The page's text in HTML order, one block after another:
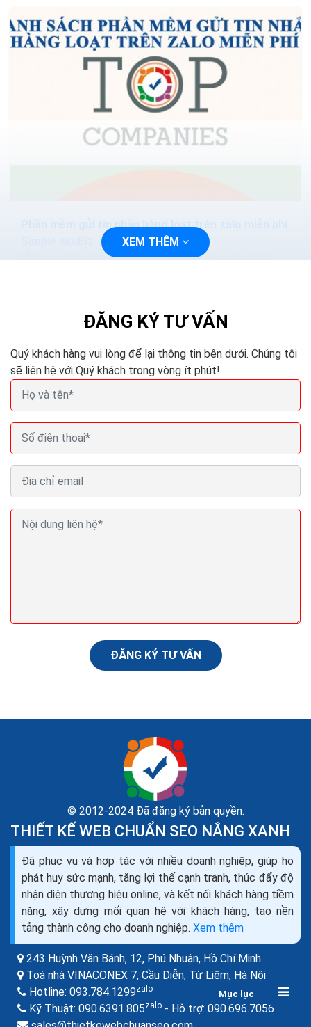
Mục lục
Phần mềm gửi tin nhắn hàng loạt trên zalo miễn phí
Nhờ vào tiềm năng phát triển, mà hiện nay hàng loạt
Cách marketing trên zalo các hình thức phần mềm
Marketing hiệu quả
Zalo Marketing là chiến lược tiếp thị trực tuyến dựa
trên nền tảng mạng xã hội Zalo, bao gồm các hoạt
động như quảng cáo tiếp thị, PR thương hiệu,...
BÀI VIẾT LIÊN QUAN
XEM THÊM
ĐĂNG KÝ TƯ VẤN
Quý khách hàng vui lòng để lại thông tin bên dưới. Chúng tôi
sẽ liên hệ với Quý khách trong vòng ít phút!
ĐĂNG KÝ TƯ VẤN
© 2012-2024 Đã đăng ký bản quyền.
THIẾT KẾ WEB CHUẨN SEO NẮNG XANH
Đã phục vụ và hợp tác với nhiều doanh nghiệp, giúp họ
phát huy sức mạnh, tăng lợi thế cạnh tranh, thúc đẩy độ
nhận diện thương hiệu online, và kết nối khách hàng tiềm
năng, xây dựng mối quan hệ với khách hàng, tạo nền
tảng thành công cho doanh nghiệp. Xem thêm
243 Huỳnh Văn Bánh, 12, Phú Nhuận, Hồ Chí Minh
Toà nhà VINACONEX 7, Cầu Diễn, Từ Liêm, Hà Nội
Hotline: 093.784.1299zalo
Kỹ Thuật: 090.6391.805zalo - Hỗ trợ: 090.696.7056